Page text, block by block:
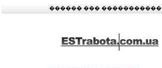
������ ��� �����������